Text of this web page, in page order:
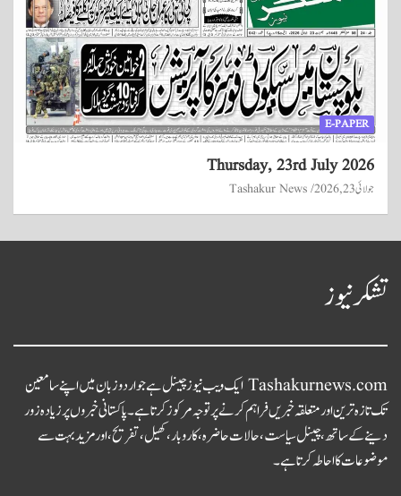
E-PAPER
Thursday, 23rd July 2026
جولائی 23, 2026 Tashakur News
تشکر نیوز
Tashakurnews.com ایک ویب نیوز چینل ہے جو اردو زبان میں اپنے سامعین
تک تازہ ترین اور متعلقہ خبریں فراہم کرنے پر توجہ مرکوز کرتا ہے۔ پاکستانی خبروں پر زیادہ زور
دینے کے ساتھ، چینل سیاست، حالات حاضرہ، کاروبار، کھیل، تفریح، اور مزید بہت سے
موضوعات کا احاطہ کرتا ہے۔